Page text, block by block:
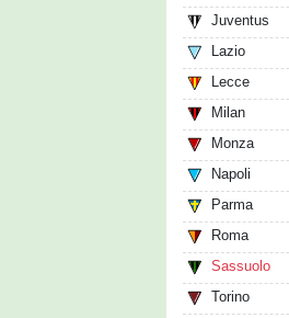
Juventus
Lazio
Lecce
Milan
Monza
Napoli
Parma
Roma
Sassuolo
Torino